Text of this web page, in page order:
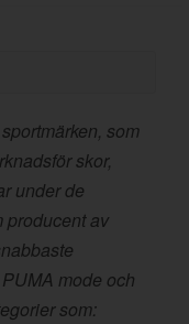
som
skor,
under de
producent av
mode och
som: